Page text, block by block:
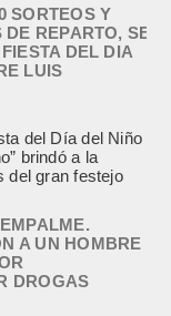
SORTEOS Y
REPARTO, SE
DEL DIA
LUIS
del Día del Niño
brindó a la
del gran festejo
A UN HOMBRE
DROGAS